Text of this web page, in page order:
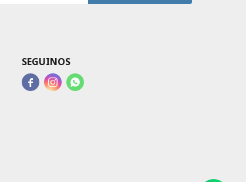
SEGUINOS
  